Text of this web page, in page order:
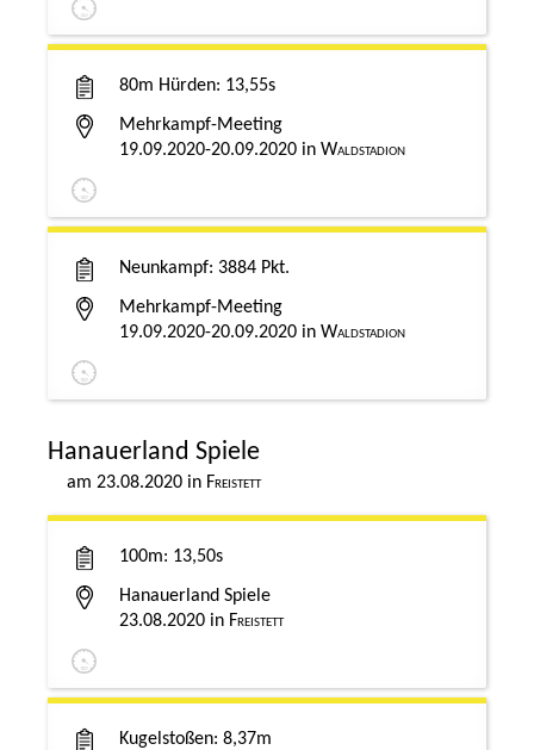
80m Hürden 13,55s
19.09.2020-20.09.2020 Waldstadion
Mehrkampf-Meeting
Neunkampf 3884 Pkt.
19.09.2020-20.09.2020 Waldstadion
Mehrkampf-Meeting
Hanauerland Spiele
23.08.2020 Freistett
100m 13,50s
23.08.2020 Freistett
Hanauerland Spiele
Kugelstoßen 8,37m